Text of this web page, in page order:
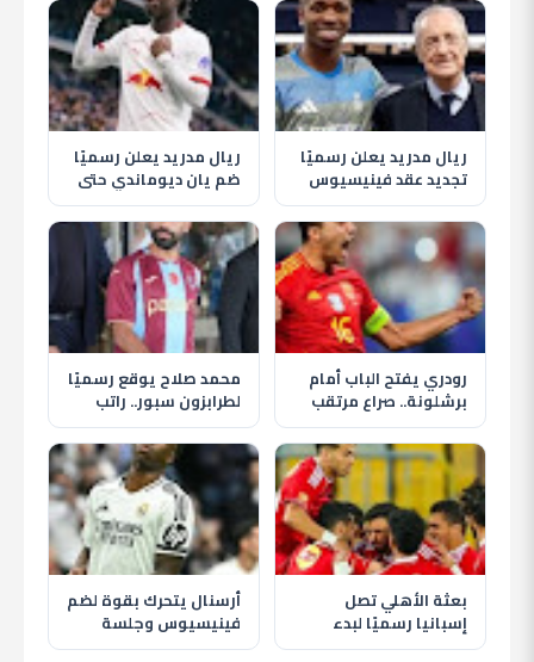
ريال مدريد يعلن رسميًا
تجديد عقد فينيسيوس
جونيور حتى 2032
ريال مدريد يعلن رسميًا
ضم يان ديوماندي حتى
2033 في أغلى صفقة
بتاريخ النادي
رودري يفتح الباب أمام
برشلونة.. صراع مرتقب
مع ريال مدريد على نجم
مانشستر سيتي
محمد صلاح يوقع رسميًا
لطرابزون سبور.. راتب
ضخم ومكافآت وعائدات
من المنتجات
بعثة الأهلي تصل
إسبانيا رسميًا لبدء
معسكر الإعداد استعدادًا
أرسنال يتحرك بقوة لضم
فينيسيوس وجلسة
حاسمة تحدد مستقبله